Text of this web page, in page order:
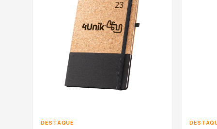
DESTAQUE